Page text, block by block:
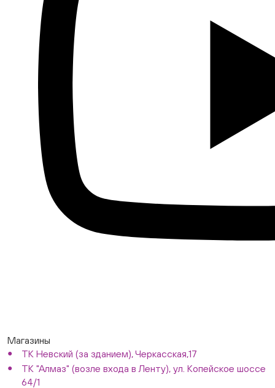
Магазины
ТК Невский (за зданием), Черкасская,17
ТК "Алмаз" (возле входа в Ленту), ул. Копейское шоссе
64/1